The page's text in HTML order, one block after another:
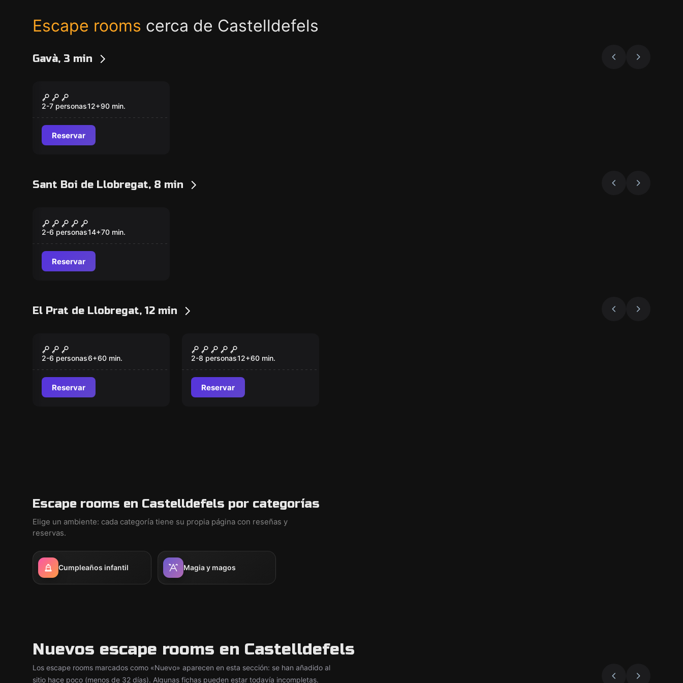
Escape rooms cerca de Castelldefels
Gavà, 3 min
Vikingos
2-7 personas12+90 min.
Reservar
Sant Boi de Llobregat, 8 min
Cazadores de Brujas
2-6 personas14+70 min.
Reservar
El Prat de Llobregat, 12 min
Nuevo
Escape: Comida 2050
2-6 personas6+60 min.
Reservar
La Mazmorra de Hood
2-8 personas12+60 min.
Reservar
Escape rooms en Castelldefels por categorías
Elige un ambiente: cada categoría tiene su propia página con reseñas y
reservas.
Cumpleaños infantil Magia y magos
Nuevos escape rooms en Castelldefels
Los escape rooms marcados como «Nuevo» aparecen en esta sección: se han añadido al
sitio hace poco (menos de 32 días). Algunas fichas pueden estar todavía incompletas.